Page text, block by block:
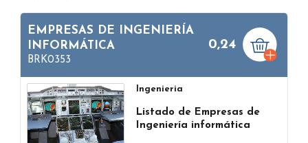
EMPRESAS DE INGENIERÍA
INFORMÁTICA
BRK0353
0,24
Ingenieria
Listado de Empresas de
Ingeniería informática